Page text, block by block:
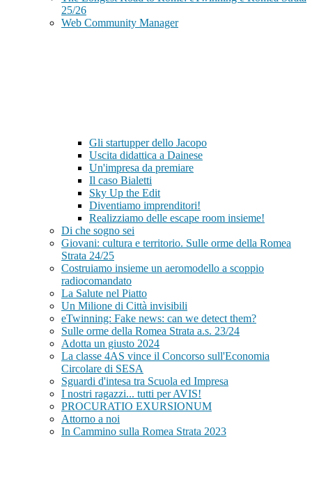
25/26
Web Community Manager
Gli startupper dello Jacopo
Uscita didattica a Dainese
Un'impresa da premiare
Il caso Bialetti
Sky Up the Edit
Diventiamo imprenditori!
Realizziamo delle escape room insieme!
Di che sogno sei
Giovani: cultura e territorio. Sulle orme della Romea
Strata 24/25
Costruiamo insieme un aeromodello a scoppio
radiocomandato
La Salute nel Piatto
Un Milione di Città invisibili
eTwinning: Fake news: can we detect them?
Sulle orme della Romea Strata a.s. 23/24
Adotta un giusto 2024
La classe 4AS vince il Concorso sull'Economia
Circolare di SESA
Sguardi d'intesa tra Scuola ed Impresa
I nostri ragazzi... tutti per AVIS!
PROCURATIO EXURSIONUM
Attorno a noi
In Cammino sulla Romea Strata 2023